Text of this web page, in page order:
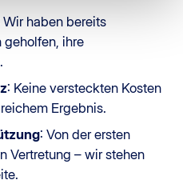
Wir haben bereits
geholfen, ihre
: Keine versteckten Kosten
Ergebnis.
: Von der ersten
Vertretung – wir stehen